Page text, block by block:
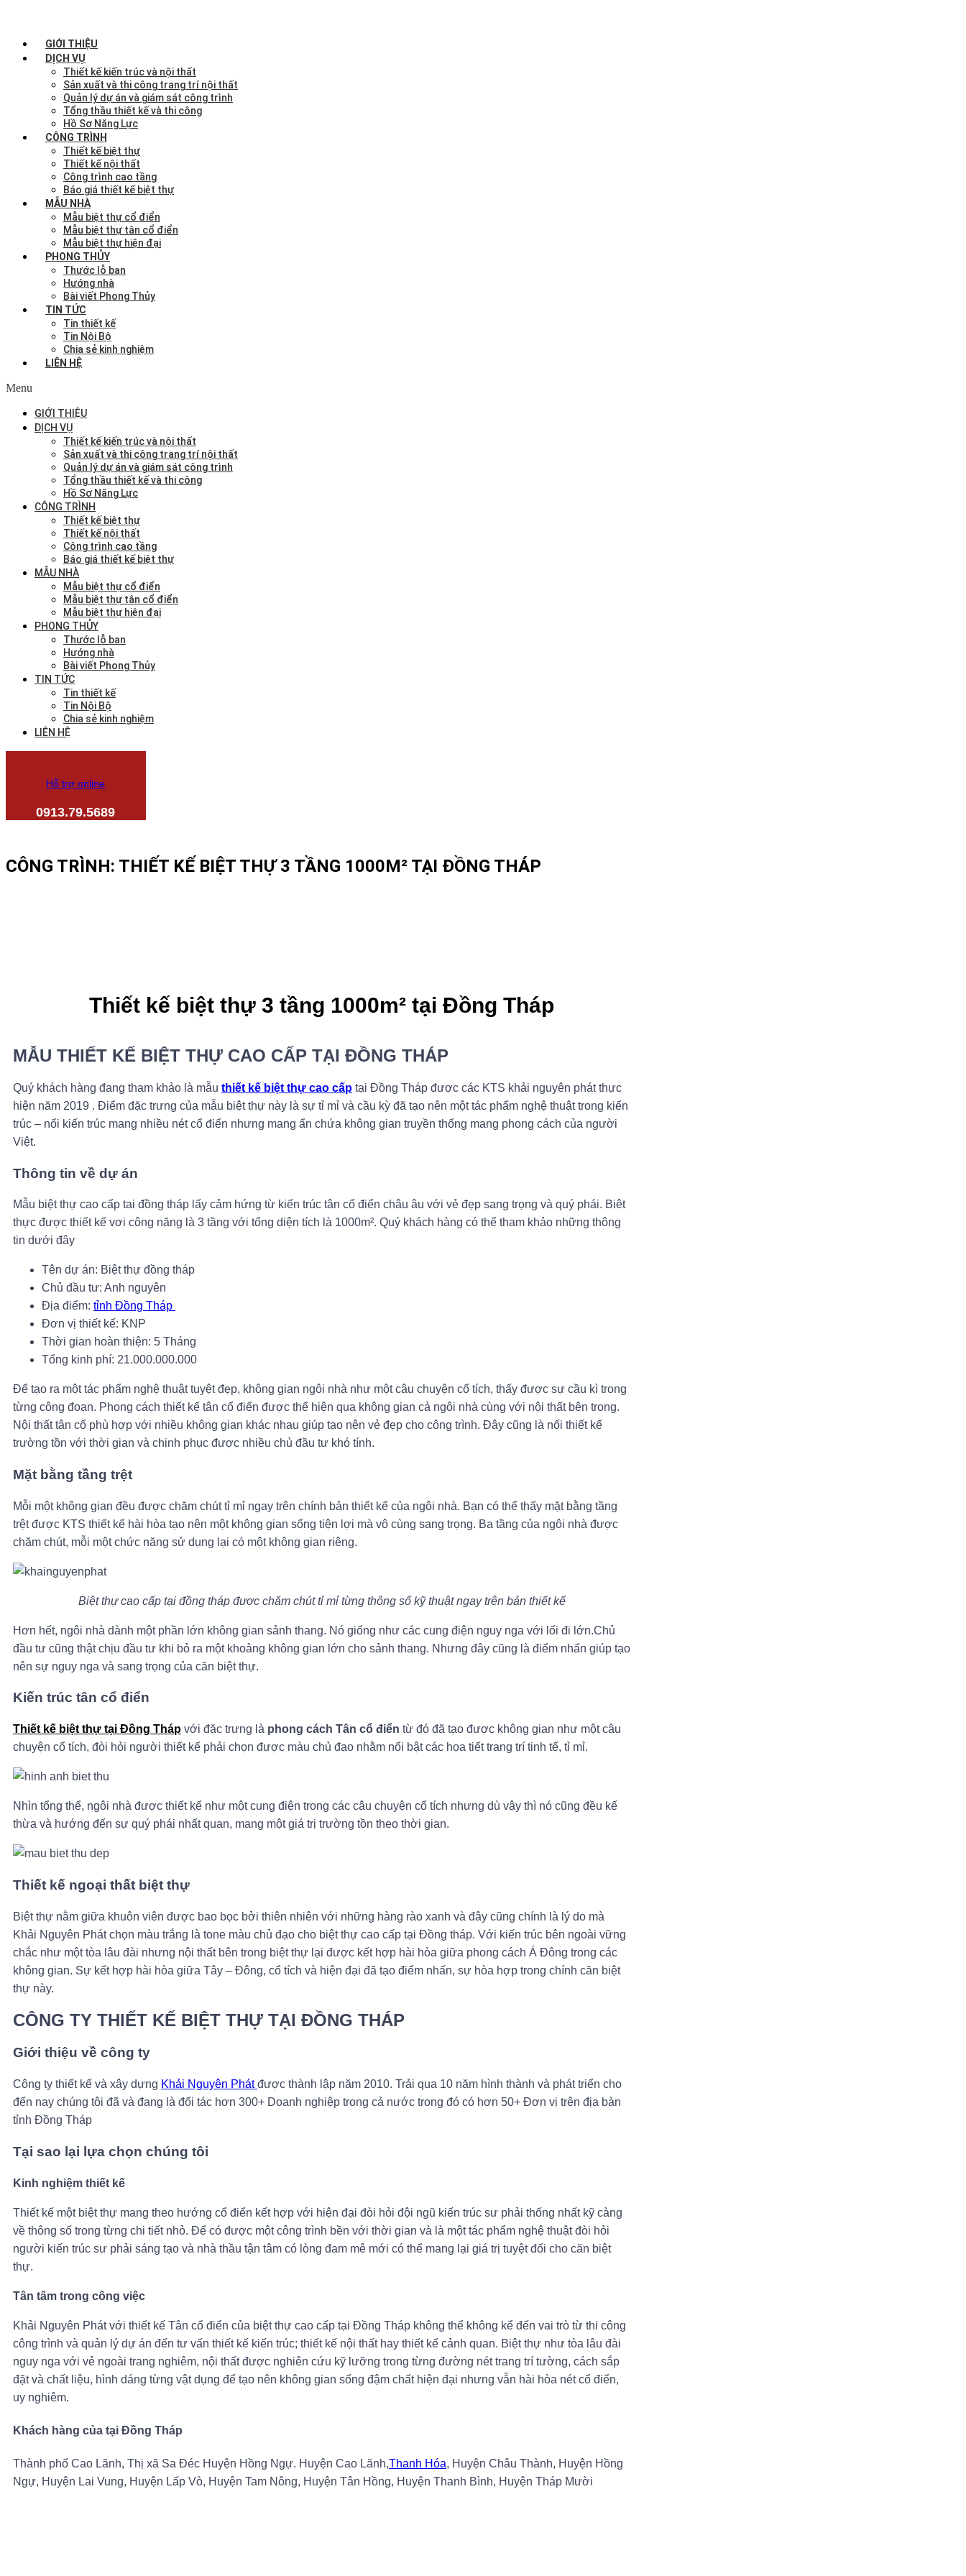
GIỚI THIỆU
DỊCH VỤ
Thiết kế kiến trúc và nội thất
Sản xuất và thi công trang trí nội thất
Quản lý dự án và giám sát công trình
Tổng thầu thiết kế và thi công
Hồ Sơ Năng Lực
CÔNG TRÌNH
Thiết kế biệt thự
Thiết kế nội thất
Công trình cao tầng
Báo giá thiết kế biệt thự
MẪU NHÀ
Mẫu biệt thự cổ điển
Mẫu biệt thự tân cổ điển
Mẫu biệt thự hiện đại
PHONG THỦY
Thước lỗ ban
Hướng nhà
Bài viết Phong Thủy
TIN TỨC
Tin thiết kế
Tin Nội Bộ
Chia sẻ kinh nghiệm
LIÊN HỆ
Menu
GIỚI THIỆU
DỊCH VỤ
Thiết kế kiến trúc và nội thất
Sản xuất và thi công trang trí nội thất
Quản lý dự án và giám sát công trình
Tổng thầu thiết kế và thi công
Hồ Sơ Năng Lực
CÔNG TRÌNH
Thiết kế biệt thự
Thiết kế nội thất
Công trình cao tầng
Báo giá thiết kế biệt thự
MẪU NHÀ
Mẫu biệt thự cổ điển
Mẫu biệt thự tân cổ điển
Mẫu biệt thự hiện đại
PHONG THỦY
Thước lỗ ban
Hướng nhà
Bài viết Phong Thủy
TIN TỨC
Tin thiết kế
Tin Nội Bộ
Chia sẻ kinh nghiệm
LIÊN HỆ
Hỗ trợ online
0913.79.5689
CÔNG TRÌNH: THIẾT KẾ BIỆT THỰ 3 TẦNG 1000M² TẠI ĐỒNG THÁP
Thiết kế biệt thự 3 tầng 1000m² tại Đồng Tháp
MẪU THIẾT KẾ BIỆT THỰ CAO CẤP TẠI ĐỒNG THÁP
Quý khách hàng đang tham khảo là mẫu thiết kế biệt thự cao cấp tại Đồng Tháp được các KTS khải nguyên phát thực
hiện năm 2019 . Điểm đặc trưng của mẫu biệt thự này là sự tỉ mỉ và cầu kỳ đã tạo nên một tác phẩm nghệ thuật trong kiến
trúc – nối kiến trúc mang nhiều nét cổ điển nhưng mang ẩn chứa không gian truyền thống mang phong cách của người
Việt.
Thông tin về dự án
Mẫu biệt thự cao cấp tai đồng tháp lấy cảm hứng từ kiến trúc tân cổ điển châu âu với vẻ đẹp sang trọng và quý phái. Biêt
thực được thiết kế vơi công năng là 3 tầng với tổng diện tích là 1000m². Quý khách hàng có thể tham khảo những thông
tin dưới đây
Tên dự án: Biệt thự đồng tháp
Chủ đầu tư: Anh nguyên
Địa điểm: tỉnh Đồng Tháp
Đơn vị thiết kế: KNP
Thời gian hoàn thiện: 5 Tháng
Tổng kinh phí: 21.000.000.000
Để tạo ra một tác phẩm nghệ thuật tuyệt đẹp, không gian ngôi nhà như một câu chuyện cổ tích, thấy được sự cầu kì trong
từng công đoạn. Phong cách thiết kế tân cổ điển được thể hiện qua không gian cả ngôi nhà cùng với nội thất bên trong.
Nội thất tân cổ phù hợp với nhiều không gian khác nhau giúp tạo nên vẻ đẹp cho công trình. Đây cũng là nối thiết kế
trường tồn với thời gian và chinh phục được nhiều chủ đầu tư khó tính.
Mặt bằng tầng trệt
Mỗi một không gian đều được chăm chút tỉ mỉ ngay trên chính bản thiết kế của ngôi nhà. Bạn có thể thấy mặt bằng tầng
trệt được KTS thiết kế hài hòa tạo nên một không gian sống tiện lợi mà vô cùng sang trọng. Ba tầng của ngôi nhà được
chăm chút, mỗi một chức năng sử dụng lại có một không gian riêng.
Biệt thự cao cấp tại đồng tháp được chăm chút tỉ mỉ từng thông số kỹ thuật ngay trên bản thiết kế
Hơn hết, ngôi nhà dành một phần lớn không gian sảnh thang. Nó giống như các cung điện nguy nga với lối đi lớn.Chủ
đầu tư cũng thật chịu đầu tư khi bỏ ra một khoảng không gian lớn cho sảnh thang. Nhưng đây cũng là điểm nhấn giúp tạo
nên sự nguy nga và sang trọng của căn biệt thự.
Kiến trúc tân cổ điển
Thiết kế biệt thự tại Đồng Tháp với đặc trưng là phong cách Tân cổ điển từ đó đã tạo được không gian như một câu
chuyện cổ tích, đòi hỏi người thiết kế phải chọn được màu chủ đạo nhằm nổi bật các họa tiết trang trí tinh tế, tỉ mỉ.
Nhìn tổng thể, ngôi nhà được thiết kế như một cung điện trong các câu chuyện cổ tích nhưng dù vậy thì nó cũng đều kế
thừa và hướng đến sự quý phái nhất quan, mang một giá trị trường tồn theo thời gian.
Thiết kế ngoại thất biệt thự
Biệt thự nằm giữa khuôn viên được bao bọc bởi thiên nhiên với những hàng rào xanh và đây cũng chính là lý do mà
Khải Nguyên Phát chọn màu trắng là tone màu chủ đạo cho biệt thự cao cấp tại Đồng tháp. Với kiến trúc bên ngoài vững
chắc như một tòa lâu đài nhưng nội thất bên trong biệt thự lại được kết hợp hài hòa giữa phong cách Á Đông trong các
không gian. Sự kết hợp hài hòa giữa Tây – Đông, cổ tích và hiện đại đã tạo điểm nhấn, sự hòa hợp trong chính căn biệt
thự này.
CÔNG TY THIẾT KẾ BIỆT THỰ TẠI ĐỒNG THÁP
Giới thiệu về công ty
Công ty thiết kế và xây dựng Khải Nguyên Phátđược thành lập năm 2010. Trải qua 10 năm hình thành và phát triển cho
đến nay chúng tôi đã và đang là đối tác hơn 300+ Doanh nghiệp trong cả nước trong đó có hơn 50+ Đơn vị trên địa bàn
tỉnh Đồng Tháp
Tại sao lại lựa chọn chúng tôi
Kinh nghiệm thiết kế
Thiết kế một biệt thự mang theo hướng cổ điển kết hợp với hiện đại đòi hỏi đội ngũ kiến trúc sư phải thống nhất kỹ càng
về thông số trong từng chi tiết nhỏ. Để có được một công trình bền với thời gian và là một tác phẩm nghệ thuật đòi hỏi
người kiến trúc sư phải sáng tạo và nhà thầu tận tâm có lòng đam mê mới có thể mang lại giá trị tuyệt đối cho căn biệt
thự.
Tân tâm trong công việc
Khải Nguyên Phát với thiết kế Tân cổ điển của biệt thự cao cấp tại Đồng Tháp không thể không kể đến vai trò từ thi công
công trình và quản lý dự án đến tư vấn thiết kế kiến trúc; thiết kế nội thất hay thiết kế cảnh quan. Biệt thự như tòa lâu đài
nguy nga với vẻ ngoài trang nghiêm, nội thất được nghiên cứu kỹ lưỡng trong từng đường nét trang trí tường, cách sắp
đặt và chất liệu, hình dáng từng vật dụng để tạo nên không gian sống đậm chất hiện đại nhưng vẫn hài hòa nét cổ điển,
uy nghiêm.
Khách hàng của tại Đồng Tháp
Thành phố Cao Lãnh, Thị xã Sa Đéc Huyện Hồng Ngự. Huyện Cao Lãnh,Thanh Hóa, Huyện Châu Thành, Huyện Hồng
Ngự, Huyện Lai Vung, Huyện Lấp Vò, Huyện Tam Nông, Huyện Tân Hồng, Huyện Thanh Bình, Huyện Tháp Mười